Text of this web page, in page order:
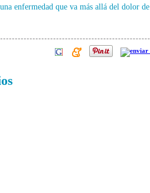
enfermedad que va más allá del dolor